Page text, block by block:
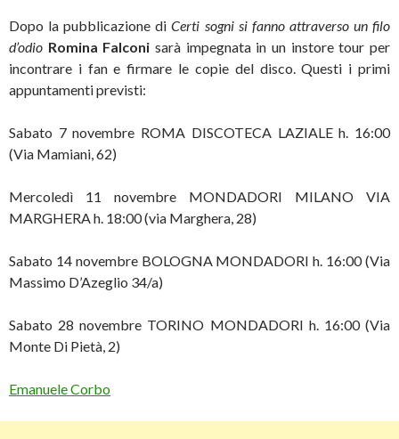
Dopo la pubblicazione diCerti sogni si fanno attraverso un filo
d’odio Romina Falconisarà impegnata in un instore tour per
incontrare i fan e firmare le copie del disco. Questi i primi
appuntamenti previsti:
Sabato 7 novembre ROMA DISCOTECA LAZIALE h. 16:00
(Via Mamiani, 62)
Mercoledì 11 novembre MONDADORI MILANO VIA
MARGHERA h. 18:00 (via Marghera, 28)
Sabato 14 novembre BOLOGNA MONDADORI h. 16:00 (Via
Massimo D’Azeglio 34/a)
Sabato 28 novembre TORINO MONDADORI h. 16:00 (Via
Monte Di Pietà, 2)
Emanuele Corbo